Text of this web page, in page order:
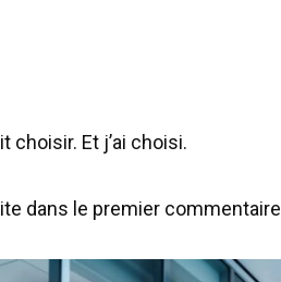
choisir. Et j’ai choisi.
dans le premier commentaire